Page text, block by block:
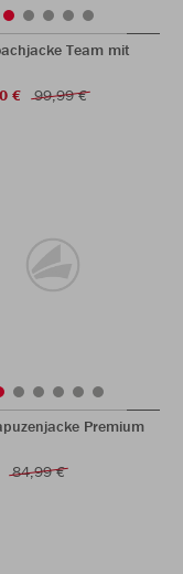
Team mit
€
99,99 €
Premium
84,99 €